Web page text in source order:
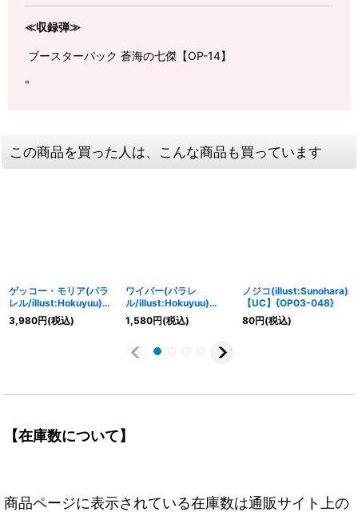
≪収録弾≫
ブースターパック 蒼海の七傑【OP-14】
"
この商品を買った人は、こんな商品も買っています
ゲッコー・モリア(パラ
レル/illust:Hokuyuu)
【SR/P】{OP14-104}
3,980円(税込)
ワイパー(パラレ
ル/illust:Hokuyuu)
【SR/P】{OP15-114}
1,580円(税込)
ノジコ(illust:Sunohara)
【UC】{OP03-048}
80円(税込)
【在庫数について】
商品ページに表示されている在庫数は通販サイト上の